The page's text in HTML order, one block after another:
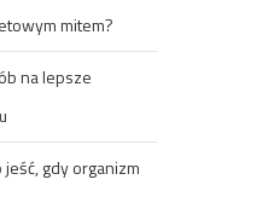
mitem?
na lepsze
gdy organizm